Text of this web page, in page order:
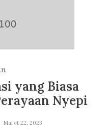
yang Biasa
Nyepi
Maret 22, 2023